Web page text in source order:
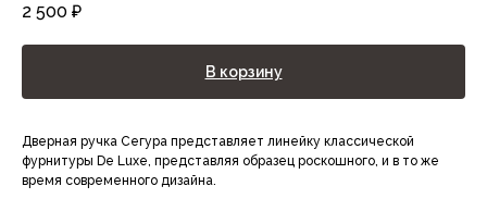
2 500 ₽
В корзину
Дверная ручка Сегура представляет линейку классической
фурнитуры De Luxe, представляя образец роскошного, и в то же
время современного дизайна.